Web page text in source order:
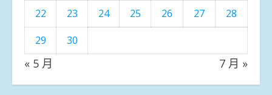
22
23 24 25 26 27
28
29
30
« 5 月 7 月 »